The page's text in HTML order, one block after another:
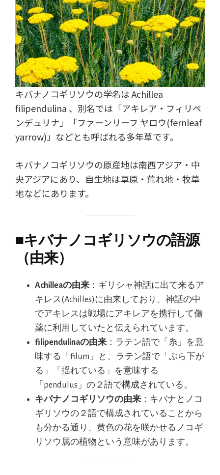
キバナノコギリソウの学名は Achillea
filipendulina 、別名では「アキレア・フィリペ
ンデュリナ」「ファーンリーフ ヤロウ(fernleaf
yarrow)」などとも呼ばれる多年草です。
キバナノコギリソウの原産地は南西アジア・中
央アジアにあり、自生地は草原・荒れ地・牧草
地などにあります。
■キバナノコギリソウの語源
（由来）
Achilleaの由来 ：ギリシャ神話に出て来るア
キレス(Achilles)に由来しており、神話の中
でアキレスは戦場にアキレアを携行して傷
薬に利用していたと伝えられています。
filipendulinaの由来 ：ラテン語で「糸」を意
味する「filum」と、ラテン語で「ぶら下が
る」「揺れている」を意味する
「pendulus」の２語で構成されている。
キバナノコギリソウの由来 ：キバナとノコ
ギリソウの２語で構成されていることから
も分かる通り、黄色の花を咲かせるノコギ
リソウ属の植物という意味があります。